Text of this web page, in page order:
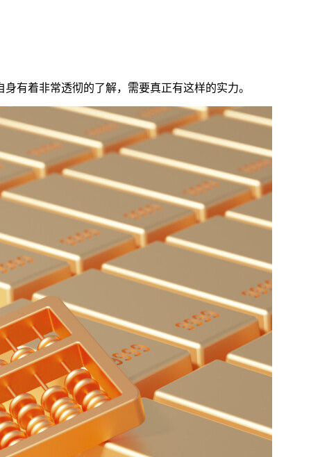
有着非常透彻的了解，需要真正有这样的实力。